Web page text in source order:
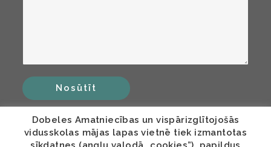
Nosūtīt
Dobeles Amatniecības un vispārizglītojošās
vidusskolas mājas lapas vietnē tiek izmantotas